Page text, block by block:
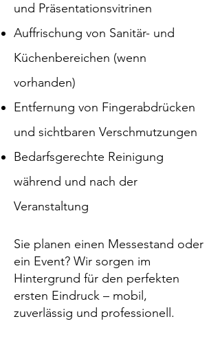
und Präsentationsvitrinen
Auffrischung von Sanitär- und
Küchenbereichen (wenn
vorhanden)
Entfernung von Fingerabdrücken
und sichtbaren Verschmutzungen
Bedarfsgerechte Reinigung
während und nach der
Veranstaltung
Sie planen einen Messestand oder
ein Event? Wir sorgen im
Hintergrund für den perfekten
ersten Eindruck – mobil,
zuverlässig und professionell.